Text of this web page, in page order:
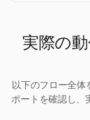
実際の
以下のフロー全体
ポートを確認し、